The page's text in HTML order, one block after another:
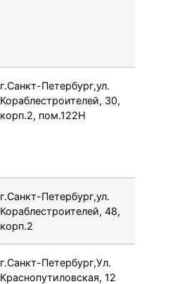
г.Санкт-Петербург,ул.
Кораблестроителей, 30,
корп.2, пом.122Н
г.Санкт-Петербург,ул.
Кораблестроителей, 48,
корп.2
г.Санкт-Петербург,Ул.
Краснопутиловская, 12